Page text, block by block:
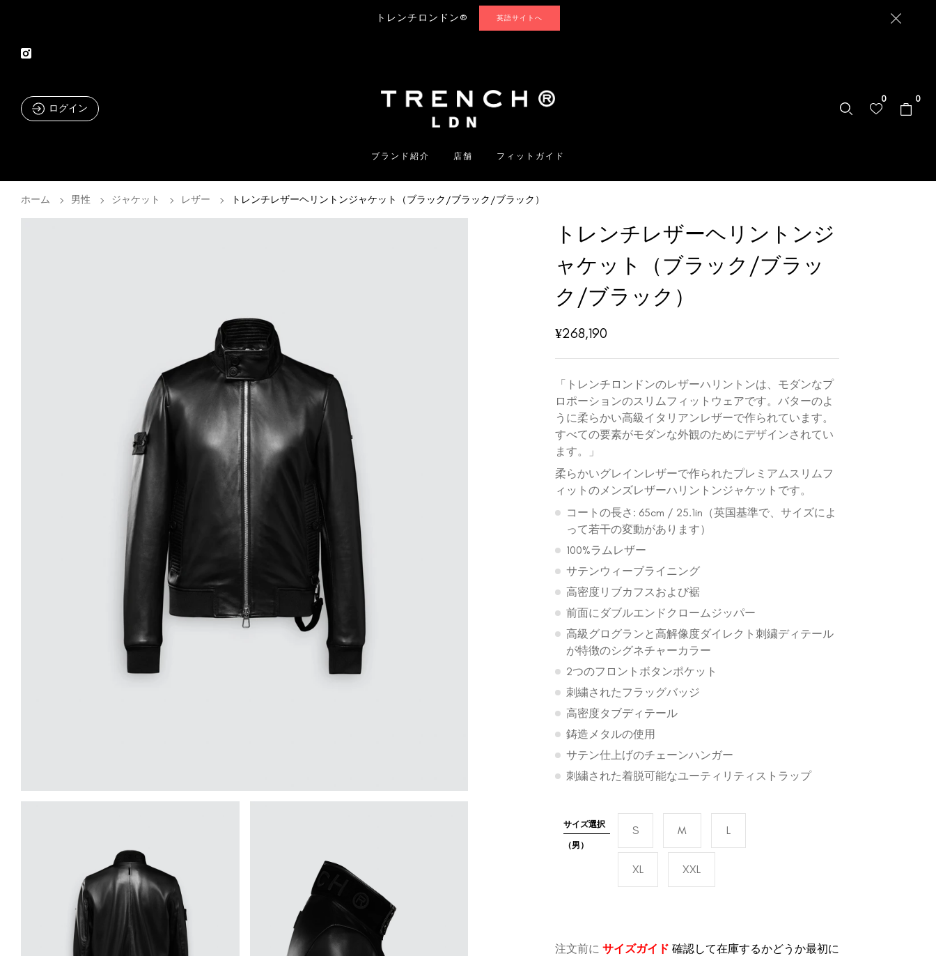
トレンチロンドン® 英語サイトへ
ログイン
0 0
ブランド紹介 店舗 フィットガイド
ホーム 男性 ジャケット レザー トレンチレザーヘリントンジャケット（ブラック/ブラック/ブラック）
トレンチレザーヘリントンジ
ャケット（ブラック/ブラッ
ク/ブラック）
¥268,190
「トレンチロンドンのレザーハリントンは、モダンなプ
ロポーションのスリムフィットウェアです。バターのよ
うに柔らかい高級イタリアンレザーで作られています。
すべての要素がモダンな外観のためにデザインされてい
ます。」
柔らかいグレインレザーで作られたプレミアムスリムフ
ィットのメンズレザーハリントンジャケットです。
コートの長さ: 65cm / 25.1in（英国基準で、サイズによ
って若干の変動があります）
100%ラムレザー
サテンウィーブライニング
高密度リブカフスおよび裾
前面にダブルエンドクロームジッパー
高級グログランと高解像度ダイレクト刺繍ディテール
が特徴のシグネチャーカラー
2つのフロントボタンポケット
刺繍されたフラッグバッジ
高密度タブディテール
鋳造メタルの使用
サテン仕上げのチェーンハンガー
刺繍された着脱可能なユーティリティストラップ
サイズ選択
（男）
S M L
XL XXL
注文前に サイズガイド 確認して在庫するかどうか最初に